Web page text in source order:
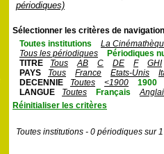
périodiques)
Sélectionner les critères de
Toutes institutions
La
Tous les périodiques
Périodiques
TITRE
Tous AB C DE F
GHI
PAYS
Tous France Etats-Unis
DECENNIE
Toutes <1900
1900
LANGUE
Toutes Français
Réinitialiser les critères
Toutes institutions - 0 périodiques sur